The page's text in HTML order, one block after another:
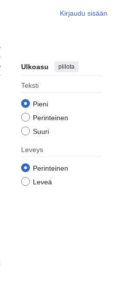
Kirjaudu sisään
Ulkoasu piilota
Teksti
Pieni
Perinteinen
Suuri
Leveys
Perinteinen
Leveä